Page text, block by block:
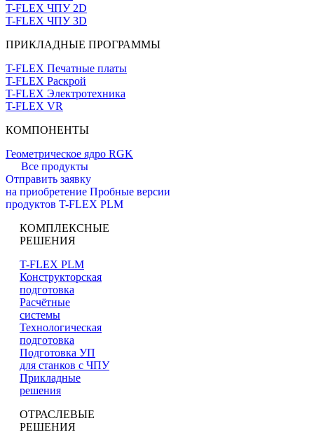
T-FLEX ЧПУ 2D
T-FLEX ЧПУ 3D
ПРИКЛАДНЫЕ ПРОГРАММЫ
T-FLEX Печатные платы
T-FLEX Раскрой
T-FLEX Электротехника
T-FLEX VR
КОМПОНЕНТЫ
Геометрическое ядро RGK
Все продукты
Отправить заявку
на приобретение Пробные версии
продуктов T-FLEX PLM
КОМПЛЕКСНЫЕ
РЕШЕНИЯ
T-FLEX PLM
Конструкторская
подготовка
Расчётные
системы
Технологическая
подготовка
Подготовка УП
для станков с ЧПУ
Прикладные
решения
ОТРАСЛЕВЫЕ
РЕШЕНИЯ